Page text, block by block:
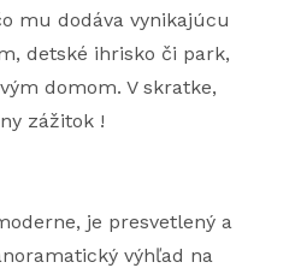
mu dodáva vynikajúcu
detské ihrisko či park,
domom. V skratke,
zážitok !
je presvetlený a
výhľad na